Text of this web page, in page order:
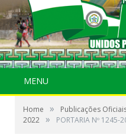
MENU
Home » Publicações
2022 » PORTARIA Nº 1245-